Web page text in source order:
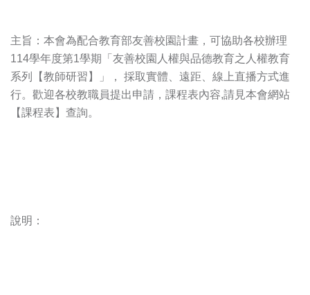
主旨：本會為配合教育部友善校園計畫，可協助各校辦理
114學年度第1學期「友善校園人權與品德教育之人權教育
系列【教師研習】」， 採取實體、遠距、線上直播方式進
行。歡迎各校教職員提出申請，課程表內容,請見本會網站
【課程表】查詢。
說明：